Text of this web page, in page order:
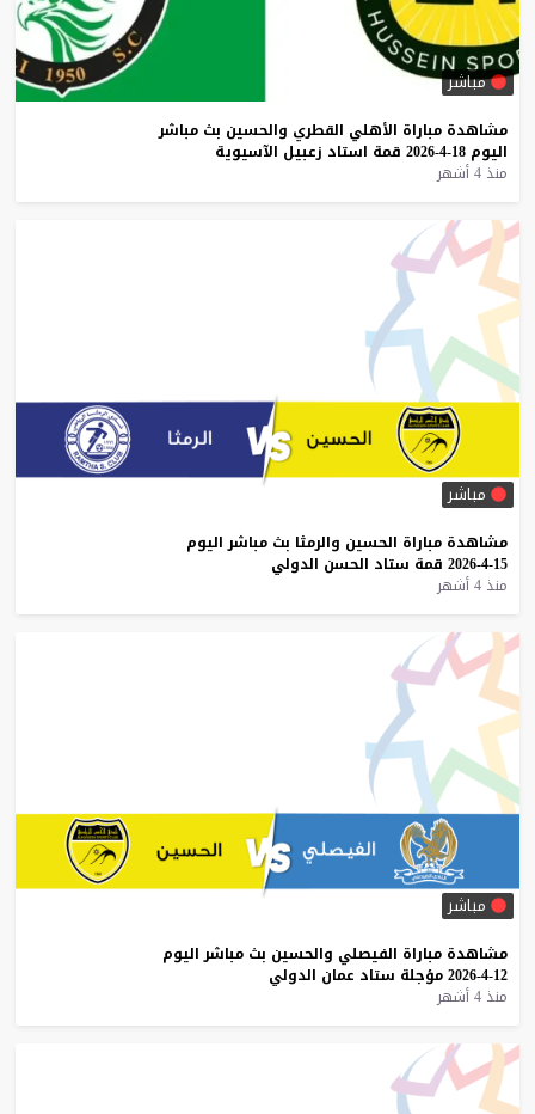
مباشر
مشاهدة مباراة الأهلي القطري والحسين بث مباشر
اليوم 18-4-2026 قمة استاد زعبيل الآسيوية
منذ 4 أشهر
مباشر
مشاهدة مباراة الحسين والرمثا بث مباشر اليوم
15-4-2026
قمة ستاد الحسن الدولي
منذ 4 أشهر
مباشر
مشاهدة مباراة الفيصلي والحسين بث مباشر اليوم
12-4-2026
مؤجلة ستاد عمان الدولي
منذ 4 أشهر